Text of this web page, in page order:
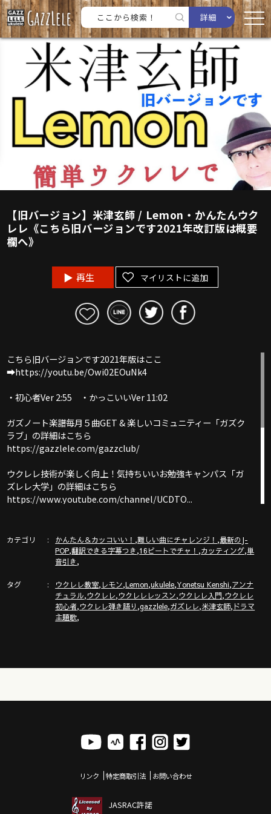
詳細
【旧バージョン】米津玄師 / Lemon・かんたんウク
レレ《こちら旧バージョンです2021年改訂版は概要
欄へ》
再生 マイリストに追加
こちら旧バージョンです2021年版はここ
➡︎https://youtu.be/Owi02EOuNk4
・初心者Ver 2:55 ・かっこいいVer 11:02
ガズノート楽譜毎月５曲GET & 楽しいコミュニティー「ガズク
ラブ」の詳細はこちら
https://gazzlele.com/gazzclub/
ウクレレ技術が楽しく向上！気持ちいいお勉強キャンパス「ガ
ズレレ大学」の詳細はこちら
https://www.youtube.com/channel/UCDTO...
https://gazzlele.com/shop
ウクレレ初心者レッスン動画シリーズ
【公式】ガズレレホームページ！！
http://www.gazzlele.com/
カテゴリ かんたん＆カッコいい！ ,難しい曲にチャレンジ！ ,最新のJ-
POP,翻訳できる字幕つき,16ビートでチャ！ ,カッティング,単
音引き,
タグ ウクレレ教室, レモン,Lemon,ukulele,Yonetsu Kenshi,アンナ
チュラル,ウクレレ,ウクレレレッスン,ウクレレ入門,ウクレレ
初心者,ウクレレ弾き語り ,gazzlele,ガズレレ,米津玄師, ドラマ
主題歌,
リンク 特定商取引法 お問い合わせ
JASRAC許諾